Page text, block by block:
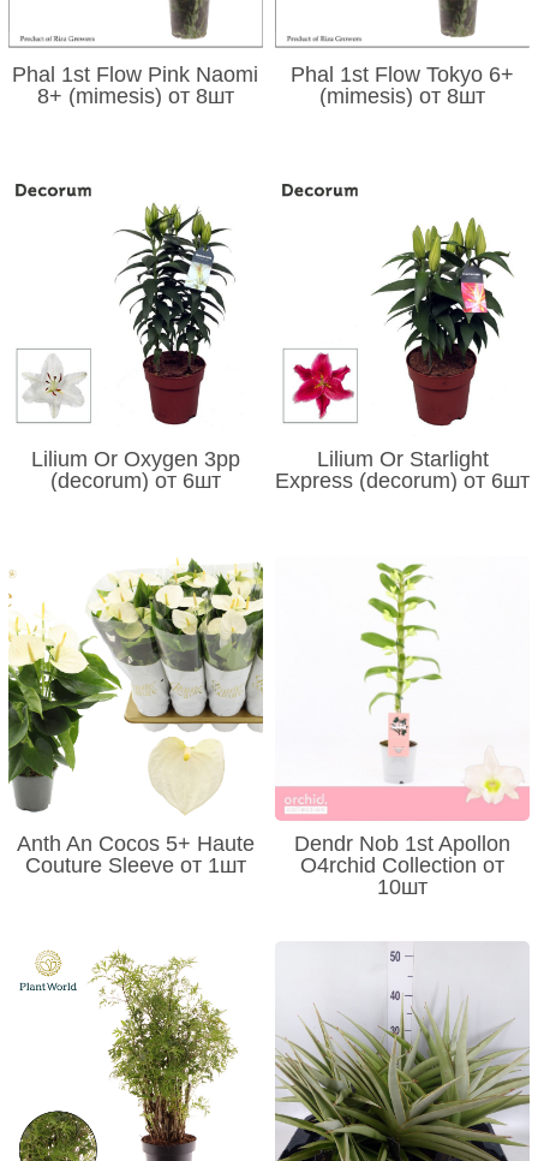
Phal 1st Flow Pink Naomi
8+ (mimesis) от 8шт
Phal 1st Flow Tokyo 6+
(mimesis) от 8шт
Lilium Or Oxygen 3pp
(decorum) от 6шт
Lilium Or Starlight
Express (decorum) от 6шт
Anth An Cocos 5+ Haute
Couture Sleeve от 1шт
Dendr Nob 1st Apollon
O4rchid Collection от
10шт